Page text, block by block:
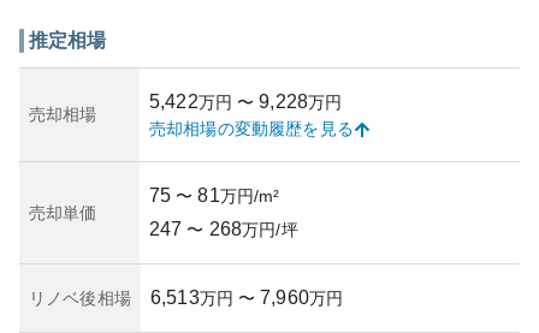
地域内の再開発も進行しており、将来的な資産価値の上昇
で洗練されたデザインが特徴です。一方で、物件のメンテ
ナンスが適切に行われていることから外観の美しさが保た
れています。
の期待ができます。さいたま市内での住宅需要は安定して
おり、特にこのような利便性の高い地区のマンションは支
**所有リスク**として考えられるのは、地価変動や災害リス
推定相場
売却相場
5,422万円 〜 9,228万円
売却相場の変動履歴を見る
売却単価
75 〜 81万円/m²
247 〜 268万円/坪
リノベ後相場 6,513万円 〜 7,960万円